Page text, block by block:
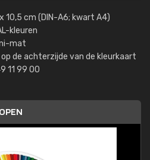
10,5 cm (DIN-A6; kwart A4)
kleuren
mat
de achterzijde van de kleurkaart
11 99 00